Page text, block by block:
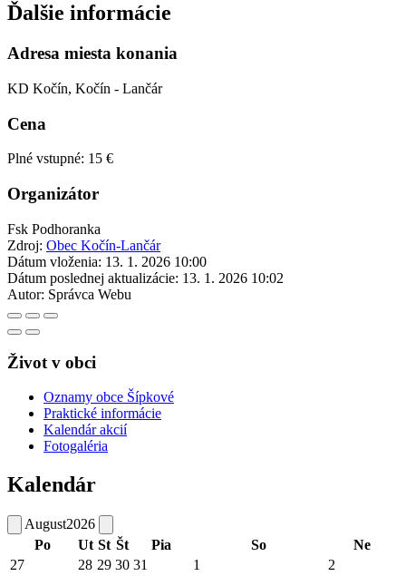
Ďalšie informácie
Adresa miesta konania
KD Kočín, Kočín - Lančár
Cena
Plné vstupné: 15 €
Organizátor
Fsk Podhoranka
Zdroj: Obec Kočín-Lančár
Dátum vloženia: 13. 1. 2026 10:00
Dátum poslednej aktualizácie: 13. 1. 2026 10:02
Autor: Správca Webu
Život v obci
Oznamy obce Šípkové
Praktické informácie
Kalendár akcií
Fotogaléria
Kalendár
August2026
Po
Ut St Št Pia So
Ne
27
28 29 30 31 1 2